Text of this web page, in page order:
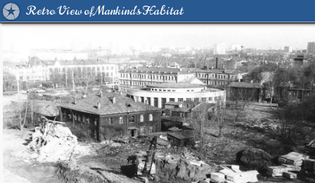
Retro View of Mankind's Habitat